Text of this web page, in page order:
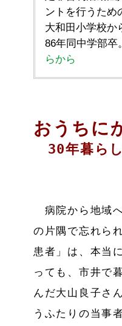
ントを行うため
大和田小学校か
86年同中学部
らから
おうちに
30年暮ら
病院から地域
の片隅で忘れら
患者」は、本当
っても、市井で
んだ大山良子さ
うふたりの当事